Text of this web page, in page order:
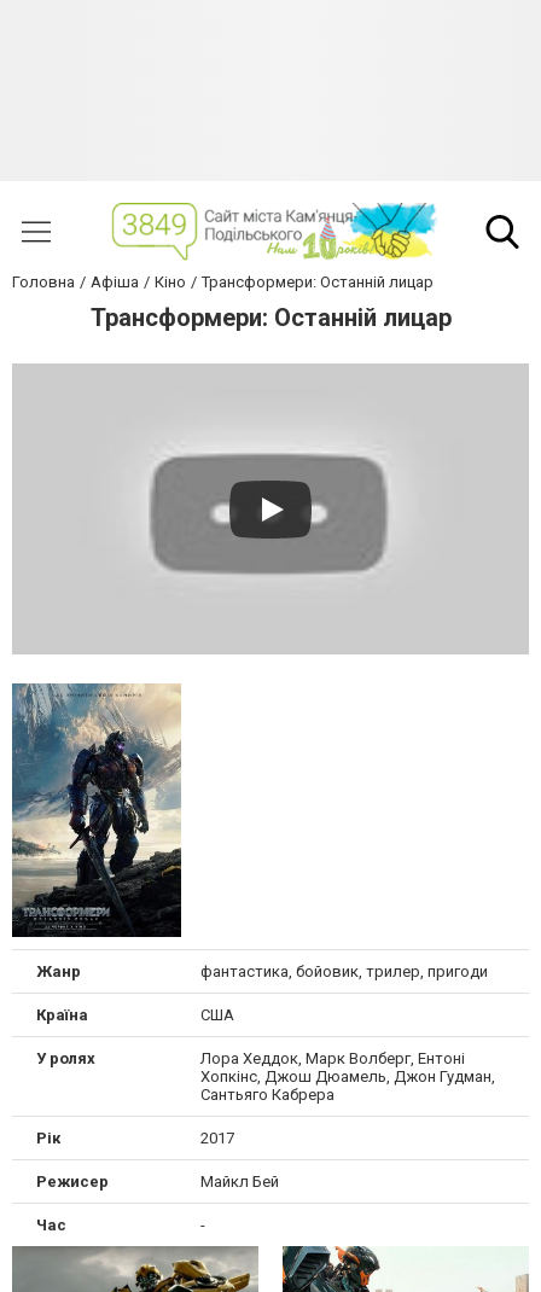
Головна Афіша Кіно Трансформери: Останній лицар
Трансформери: Останній лицар
Жанр фантастика, бойовик, трилер, пригоди
Країна США
У ролях
Лора Хеддок, Марк Волберг, Ентоні
Хопкінс, Джош Дюамель, Джон Гудман,
Сантьяго Кабрера
Рік 2017
Режисер Майкл Бей
Час -